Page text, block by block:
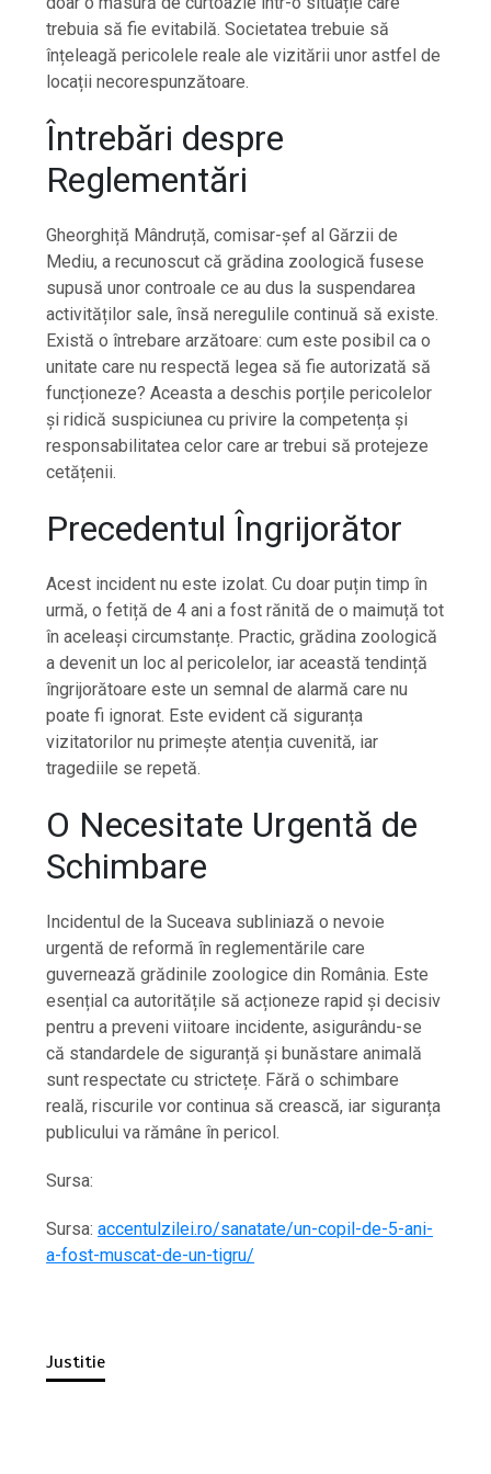
trebuia să fie evitabilă. Societatea trebuie să
înțeleagă pericolele reale ale vizitării unor astfel de
locații necorespunzătoare.
Întrebări despre
Reglementări
Gheorghiță Mândruță, comisar-șef al Gărzii de
Mediu, a recunoscut că grădina zoologică fusese
supusă unor controale ce au dus la suspendarea
activităților sale, însă neregulile continuă să existe.
Există o întrebare arzătoare: cum este posibil ca o
unitate care nu respectă legea să fie autorizată să
funcționeze? Aceasta a deschis porțile pericolelor
și ridică suspiciunea cu privire la competența și
responsabilitatea celor care ar trebui să protejeze
cetățenii.
Precedentul Îngrijorător
Acest incident nu este izolat. Cu doar puțin timp în
urmă, o fetiță de 4 ani a fost rănită de o maimuță tot
în aceleași circumstanțe. Practic, grădina zoologică
a devenit un loc al pericolelor, iar această tendință
îngrijorătoare este un semnal de alarmă care nu
poate fi ignorat. Este evident că siguranța
vizitatorilor nu primește atenția cuvenită, iar
tragediile se repetă.
O Necesitate Urgentă de
Schimbare
Incidentul de la Suceava subliniază o nevoie
urgentă de reformă în reglementările care
guvernează grădinile zoologice din România. Este
esențial ca autoritățile să acționeze rapid și decisiv
pentru a preveni viitoare incidente, asigurându-se
că standardele de siguranță și bunăstare animală
sunt respectate cu strictețe. Fără o schimbare
reală, riscurile vor continua să crească, iar siguranța
publicului va rămâne în pericol.
Sursa:
Sursa:accentulzilei.ro/sanatate/un-copil-de-5-ani-
a-fost-muscat-de-un-tigru/
Justitie